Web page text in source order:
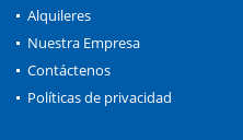
Alquileres
Nuestra Empresa
Contáctenos
Políticas de privacidad